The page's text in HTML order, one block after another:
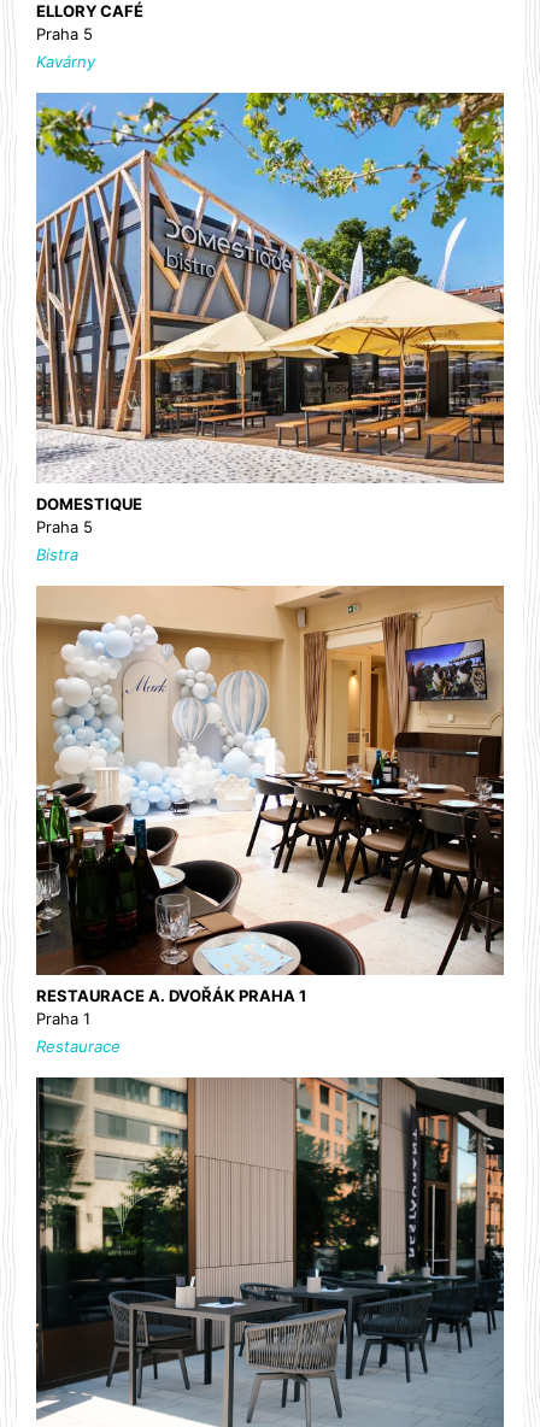
ELLORY CAFÉ
Praha 5
Kavárny
DOMESTIQUE
Praha 5
Bistra
RESTAURACE A. DVOŘÁK PRAHA 1
Praha 1
Restaurace